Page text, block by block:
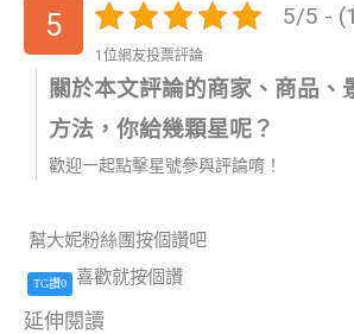
5 5/5 -
1位網友投票評論
關於本文評論的商家、商品、
方法，你給幾顆星呢？
歡迎一起點擊星號參與評論唷！
幫大妮粉絲團按個讚吧
TG讚0 喜歡就按個讚
延伸閱讀